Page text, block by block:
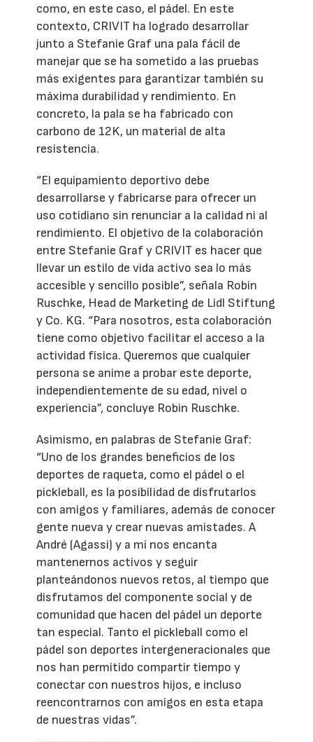
como, en este caso, el pádel. En este
contexto, CRIVIT ha logrado desarrollar
junto a Stefanie Graf una pala fácil de
manejar que se ha sometido a las pruebas
más exigentes para garantizar también su
máxima durabilidad y rendimiento. En
concreto, la pala se ha fabricado con
carbono de 12K, un material de alta
resistencia.
“El equipamiento deportivo debe
desarrollarse y fabricarse para ofrecer un
uso cotidiano sin renunciar a la calidad ni al
rendimiento. El objetivo de la colaboración
entre Stefanie Graf y CRIVIT es hacer que
llevar un estilo de vida activo sea lo más
accesible y sencillo posible”, señala Robin
Ruschke, Head de Marketing de Lidl Stiftung
y Co. KG. “Para nosotros, esta colaboración
tiene como objetivo facilitar el acceso a la
actividad física. Queremos que cualquier
persona se anime a probar este deporte,
independientemente de su edad, nivel o
experiencia”, concluye Robin Ruschke.
Asimismo, en palabras de Stefanie Graf:
“Uno de los grandes beneficios de los
deportes de raqueta, como el pádel o el
pickleball, es la posibilidad de disfrutarlos
con amigos y familiares, además de conocer
gente nueva y crear nuevas amistades. A
André (Agassi) y a mí nos encanta
mantenernos activos y seguir
planteándonos nuevos retos, al tiempo que
disfrutamos del componente social y de
comunidad que hacen del pádel un deporte
tan especial. Tanto el pickleball como el
pádel son deportes intergeneracionales que
nos han permitido compartir tiempo y
conectar con nuestros hijos, e incluso
reencontrarnos con amigos en esta etapa
de nuestras vidas”.